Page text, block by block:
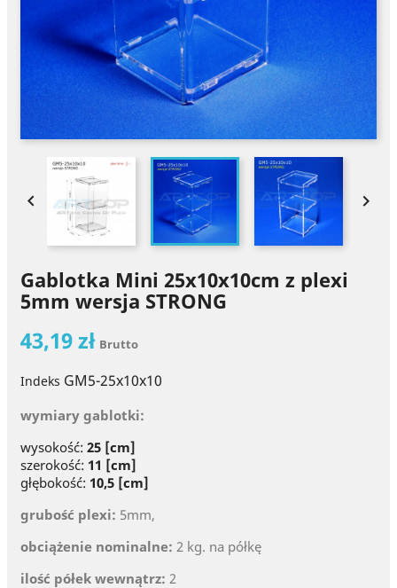
 
Gablotka Mini 25x10x10cm z plexi
5mm wersja STRONG
43,19 zł Brutto
Indeks GM5-25x10x10
wymiary gablotki:
wysokość: 25 [cm]
szerokość: 11 [cm]
głębokość: 10,5 [cm]
grubość plexi: 5mm,
obciążenie nominalne: 2 kg. na półkę
ilość półek wewnątrz: 2